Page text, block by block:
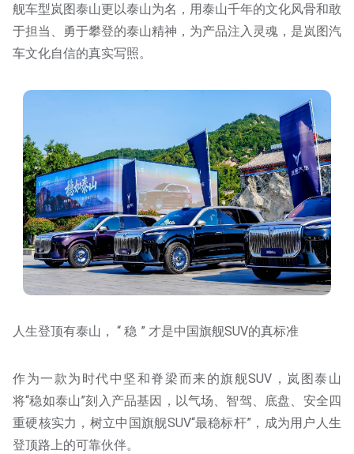
舰车型岚图泰山更以泰山为名，用泰山千年的文化风骨和敢
于担当、勇于攀登的泰山精神，为产品注入灵魂，是岚图汽
车文化自信的真实写照。
人生登顶有泰山， “ 稳 ” 才是中国旗舰SUV的真标准
作为一款为时代中坚和脊梁而来的旗舰SUV，岚图泰山
将“稳如泰山”刻入产品基因，以气场、智驾、底盘、安全四
重硬核实力，树立中国旗舰SUV“最稳标杆”，成为用户人生
登顶路上的可靠伙伴。